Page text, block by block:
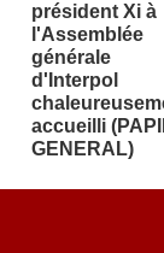
président Xi à
l'Assemblée
générale
d'Interpol
accueilli
GENERAL)